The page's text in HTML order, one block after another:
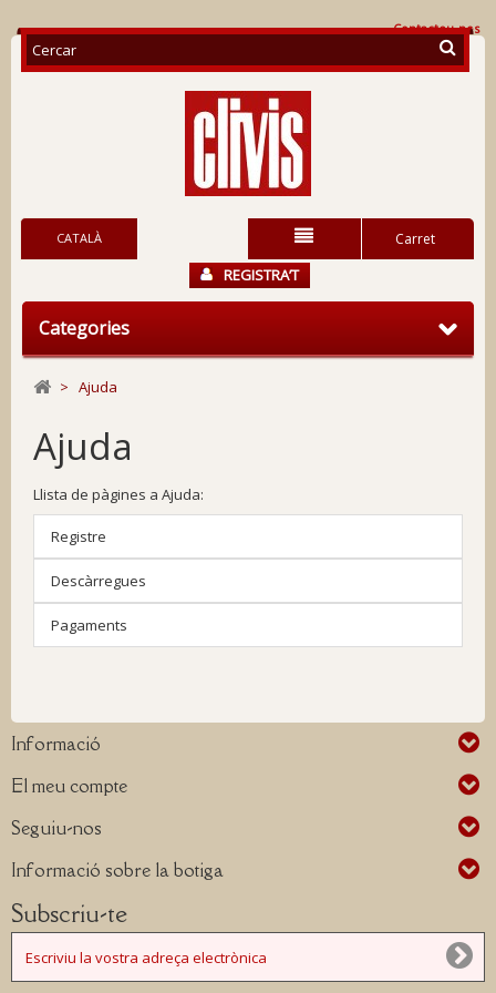
Contacteu-nos
Carret
CATALÀ
REGISTRA’T
Categories
> Ajuda
Ajuda
Llista de pàgines a Ajuda:
Registre
Descàrregues
Pagaments
Informació
El meu compte
Seguiu-nos
Informació sobre la botiga
Subscriu-te